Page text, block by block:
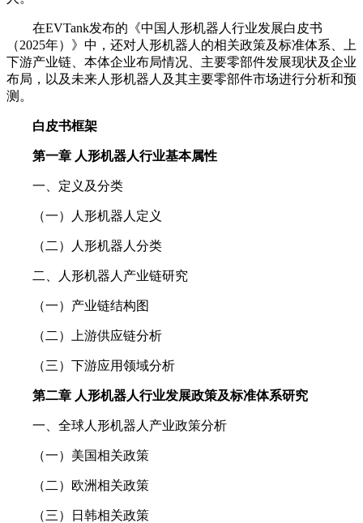
在EVTank发布的《中国人形机器人行业发展白皮书
（2025年）》中，还对人形机器人的相关政策及标准体系、上
下游产业链、本体企业布局情况、主要零部件发展现状及企业
布局，以及未来人形机器人及其主要零部件市场进行分析和预
测。
白皮书框架
第一章 人形机器人行业基本属性
一、定义及分类
（一）人形机器人定义
（二）人形机器人分类
二、人形机器人产业链研究
（一）产业链结构图
（二）上游供应链分析
（三）下游应用领域分析
第二章 人形机器人行业发展政策及标准体系研究
一、全球人形机器人产业政策分析
（一）美国相关政策
（二）欧洲相关政策
（三）日韩相关政策